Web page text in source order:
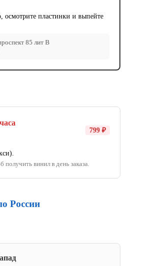
осмотрите пластинки и выпейте
85 лит В
799 ₽
винил в день заказа.
России